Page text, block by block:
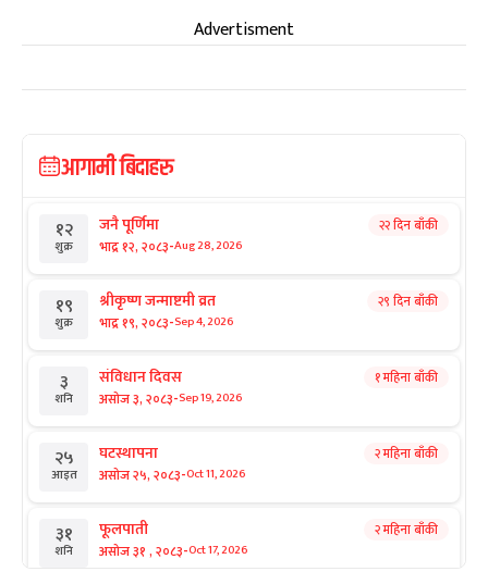
Advertisment
आगामी बिदाहरु
१२
शुक्र
जनै पूर्णिमा
भाद्र १२, २०८३-Aug 28, 2026
२२ दिन बाँकी
१९
शुक्र
श्रीकृष्ण जन्माष्टमी व्रत
भाद्र १९, २०८३-Sep 4, 2026
२९ दिन बाँकी
३
शनि
संविधान दिवस
असोज ३, २०८३-Sep 19, 2026
१ महिना बाँकी
२५
आइत
घटस्थापना
असोज २५, २०८३-Oct 11, 2026
२ महिना बाँकी
३१
शनि
फूलपाती
असोज ३१ , २०८३-Oct 17, 2026
२ महिना बाँकी